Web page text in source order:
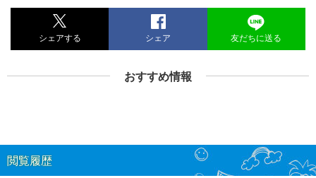
シェアする シェア 友だちに送る
おすすめ情報
閲覧履歴